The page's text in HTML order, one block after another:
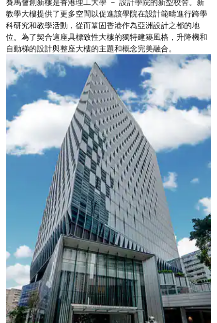
賽馬會創新樓是香港理工大學 － 設計學院的新型校舍。新
教學大樓提供了更多空間以促進該學院在設計範疇進行跨學
科研究和教學活動，從而鞏固香港作為亞洲設計之都的地
位。為了契合這座具標致性大樓的獨特建築風格，升降機和
自動梯的設計與整座大樓的主題和概念完美融合。